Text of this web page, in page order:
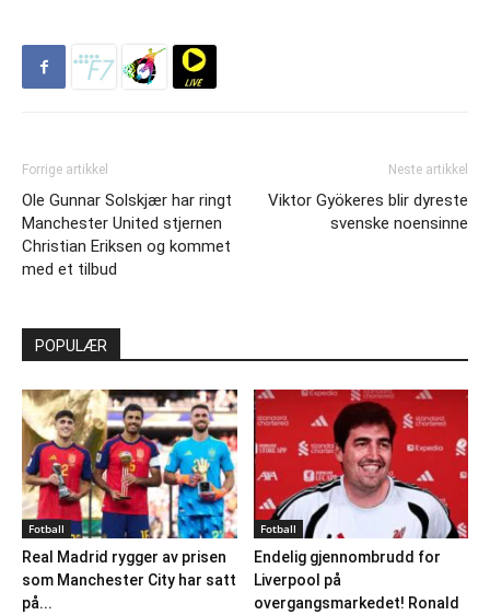
Forrige artikkel
Ole Gunnar Solskjær har ringt
Manchester United stjernen
Christian Eriksen og kommet
med et tilbud
Neste artikkel
Viktor Gyökeres blir dyreste
svenske noensinne
POPULÆR
Fotball
Real Madrid rygger av prisen
som Manchester City har satt
på...
Fotball
Endelig gjennombrudd for
Liverpool på
overgangsmarkedet! Ronald